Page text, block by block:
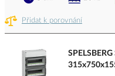
Přidat k porovnání